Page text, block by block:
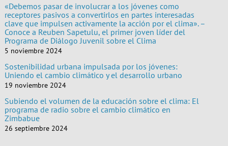
«Debemos pasar de involucrar a los jóvenes como
receptores pasivos a convertirlos en partes interesadas
clave que impulsen activamente la acción por el clima». –
Conoce a Reuben Sapetulu, el primer joven líder del
Programa de Diálogo Juvenil sobre el Clima
5 noviembre 2024
Sostenibilidad urbana impulsada por los jóvenes:
Uniendo el cambio climático y el desarrollo urbano
19 noviembre 2024
Subiendo el volumen de la educación sobre el clima: El
programa de radio sobre el cambio climático en
Zimbabue
26 septiembre 2024